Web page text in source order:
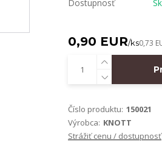
Dostupnosť
0,90 EUR/ks0,73
Číslo produktu: 150021
Výrobca: KNOTT
Strážiť cenu / dostupnosť